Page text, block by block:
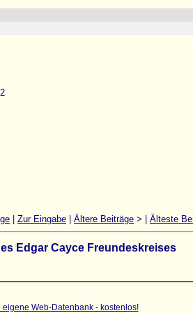
Zur Eingabe Ältere Beiträge > | Älteste
Edgar Cayce Freundeskreises
eigene Web-Datenbank - kostenlos!